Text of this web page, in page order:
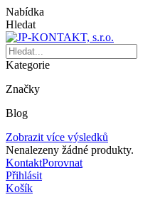
Nabídka
Hledat
Kategorie
Značky
Blog
Zobrazit více výsledků
Nenalezeny žádné produkty.
KontaktPorovnat
Přihlásit
Košík